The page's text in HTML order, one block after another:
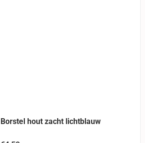
Borstel hout zacht lichtblauw